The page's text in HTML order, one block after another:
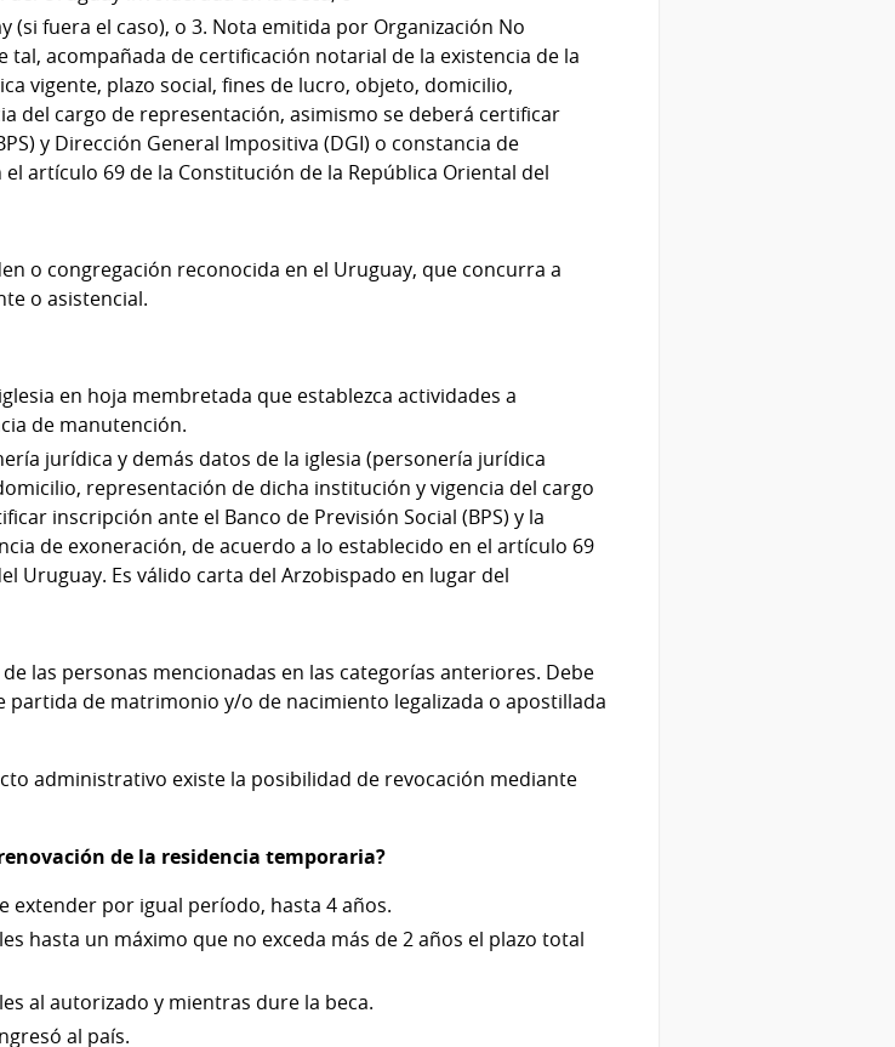
fuera el caso), o 3. Nota emitida por Organización No
tal, acompañada de certificación notarial de la existencia de la
vigente, plazo social, fines de lucro, objeto, domicilio,
del cargo de representación, asimismo se deberá certificar
y Dirección General Impositiva (DGI) o constancia de
artículo 69 de la Constitución de la República Oriental del
o congregación reconocida en el Uruguay, que concurra a
o asistencial.
en hoja membretada que establezca actividades a
de manutención.
jurídica y demás datos de la iglesia (personería jurídica
representación de dicha institución y vigencia del cargo
inscripción ante el Banco de Previsión Social (BPS) y la
de exoneración, de acuerdo a lo establecido en el artículo 69
Uruguay. Es válido carta del Arzobispado en lugar del
las personas mencionadas en las categorías anteriores. Debe
de matrimonio y/o de nacimiento legalizada o apostillada
administrativo existe la posibilidad de revocación mediante
de la residencia temporaria?
extender por igual período, hasta 4 años.
hasta un máximo que no exceda más de 2 años el plazo total
al autorizado y mientras dure la beca.
al país.